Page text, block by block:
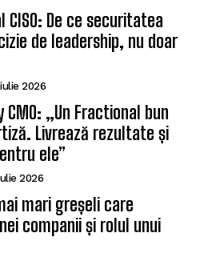
CISO: De ce securitatea
de leadership, nu doar
2026
„Un Fractional bun
Livrează rezultate și
ele”
2026
mari greșeli care
companii și rolul unui